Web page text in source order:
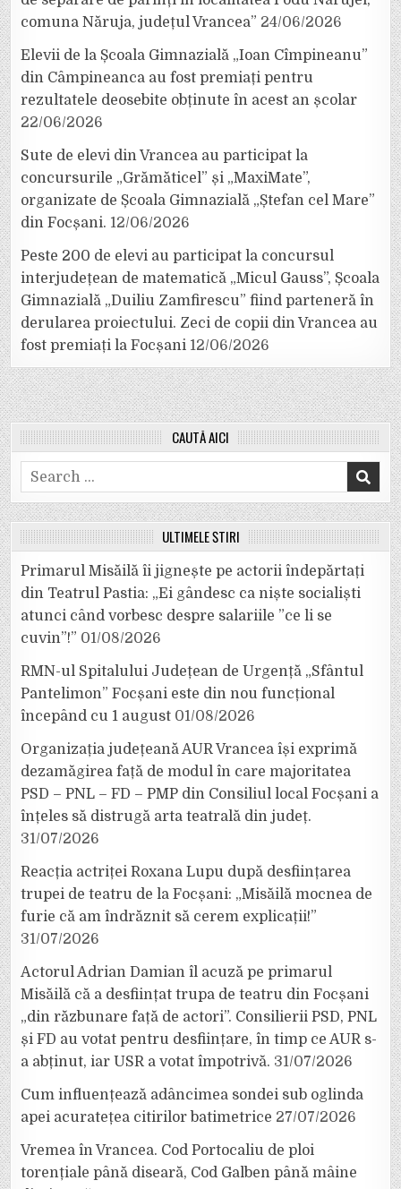
comuna Năruja, județul Vrancea” 24/06/2026
Elevii de la Școala Gimnazială „Ioan Cîmpineanu”
din Câmpineanca au fost premiați pentru
rezultatele deosebite obținute în acest an școlar
22/06/2026
Sute de elevi din Vrancea au participat la
concursurile „Grămăticel” și „MaxiMate”,
organizate de Școala Gimnazială „Ștefan cel Mare”
din Focșani. 12/06/2026
Peste 200 de elevi au participat la concursul
interjudețean de matematică „Micul Gauss”, Școala
Gimnazială „Duiliu Zamfirescu” fiind parteneră în
derularea proiectului. Zeci de copii din Vrancea au
fost premiați la Focșani 12/06/2026
CAUTĂ AICI
Search
for:
ULTIMELE ȘTIRI
Primarul Misăilă îi jignește pe actorii îndepărtați
din Teatrul Pastia: „Ei gândesc ca niște socialiști
atunci când vorbesc despre salariile ”ce li se
cuvin”!” 01/08/2026
RMN-ul Spitalului Județean de Urgență „Sfântul
Pantelimon” Focșani este din nou funcțional
începând cu 1 august 01/08/2026
Organizația județeană AUR Vrancea își exprimă
dezamăgirea față de modul în care majoritatea
PSD – PNL – FD – PMP din Consiliul local Focșani a
înțeles să distrugă arta teatrală din județ.
31/07/2026
Reacția actriței Roxana Lupu după desființarea
trupei de teatru de la Focșani: „Misăilă mocnea de
furie că am îndrăznit să cerem explicații!”
31/07/2026
Actorul Adrian Damian îl acuză pe primarul
Misăilă că a desființat trupa de teatru din Focșani
„din răzbunare față de actori”. Consilierii PSD, PNL
și FD au votat pentru desființare, în timp ce AUR s-
a abținut, iar USR a votat împotrivă. 31/07/2026
Cum influențează adâncimea sondei sub oglinda
apei acuratețea citirilor batimetrice 27/07/2026
Vremea în Vrancea. Cod Portocaliu de ploi
torențiale până diseară, Cod Galben până mâine